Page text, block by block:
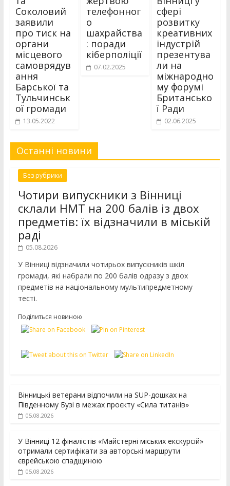
Соколовий
заявили
про тиск на
органи
місцевого
самоврядув
ання
Барської та
Тульчинськ
ої громади
13.05.2022
телефонног
о
шахрайства
: поради
кіберполіції
07.02.2025
сфері
розвитку
креативних
індустрій
презентува
ли на
міжнародно
му форумі
Британсько
ї Ради
02.06.2025
Останні новини
Без рубрики
Чотири випускники з Вінниці
склали НМТ на 200 балів із двох
предметів: їх відзначили в міській
раді
05.08.2026
У Вінниці відзначили чотирьох випускників шкіл
громади, які набрали по 200 балів одразу з двох
предметів на національному мультипредметному
тесті.
Поділиться новиною
Вінницькі ветерани відпочили на SUP-дошках на
Південному Бузі в межах проєкту «Сила титанів»
05.08.2026
У Вінниці 12 фіналістів «Майстерні міських екскурсій»
отримали сертифікати за авторські маршрути
єврейською спадщиною
05.08.2026